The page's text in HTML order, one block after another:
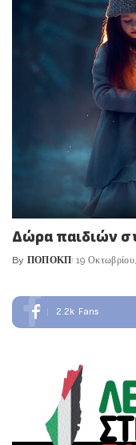
Δώρα παιδιών
Posted
By ΠΟΠΟΚΠ 19
2.2k Fans